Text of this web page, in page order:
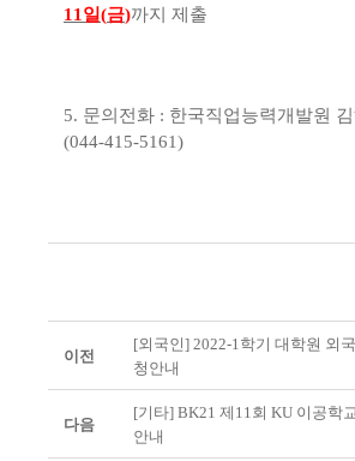
11일(금)까지 제출
5. 문의전화 : 한국직업능력개발원
(044-415-5161)
이전
[외국인] 2022-1학기 대학원 외
청안내
다음
[기타] BK21 제11회 KU 이공학
안내